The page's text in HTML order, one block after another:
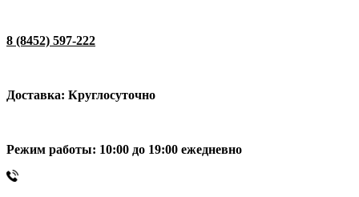
8 (8452) 597-222
Доставка: Круглосуточно
Режим работы: 10:00 до 19:00 ежедневно